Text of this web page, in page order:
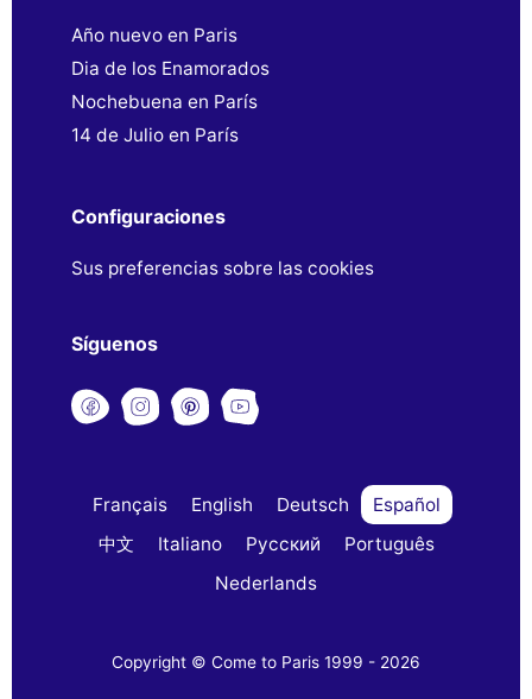
Año nuevo en Paris
Dia de los Enamorados
Nochebuena en París
14 de Julio en París
Configuraciones
Sus preferencias sobre las cookies
Síguenos
Français English Deutsch
Español
中文
Italiano Русский
Português
Nederlands
Copyright © Come to Paris 1999 - 2026